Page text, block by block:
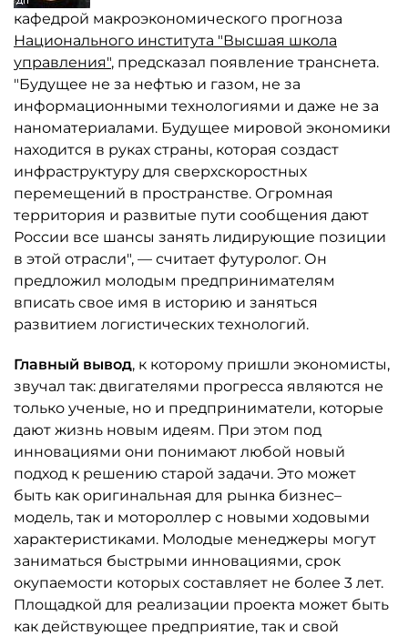
кафедрой макроэкономического прогноза
Национального института "Высшая школа
управления", предсказал появление транснета.
"Будущее не за нефтью и газом, не за
информационными технологиями и даже не за
наноматериалами. Будущее мировой экономики
находится в руках страны, которая создаст
инфраструктуру для сверхскоростных
перемещений в пространстве. Огромная
территория и развитые пути сообщения дают
России все шансы занять лидирующие позиции
в этой отрасли", — считает футуролог. Он
предложил молодым предпринимателям
вписать свое имя в историю и заняться
развитием логистических технологий.
Главный вывод, к которому пришли экономисты,
звучал так: двигателями прогресса являются не
только ученые, но и предприниматели, которые
дают жизнь новым идеям. При этом под
инновациями они понимают любой новый
подход к решению старой задачи. Это может
быть как оригинальная для рынка бизнес–
модель, так и мотороллер с новыми ходовыми
характеристиками. Молодые менеджеры могут
заниматься быстрыми инновациями, срок
окупаемости которых составляет не более 3 лет.
Площадкой для реализации проекта может быть
как действующее предприятие, так и свой